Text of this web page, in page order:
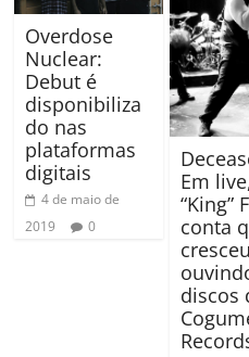
Overdose
Nuclear:
Debut é
disponibiliza
do nas
plataformas
digitais
4 de maio de
2019
0
Em
“King”
conta
cresceu
discos